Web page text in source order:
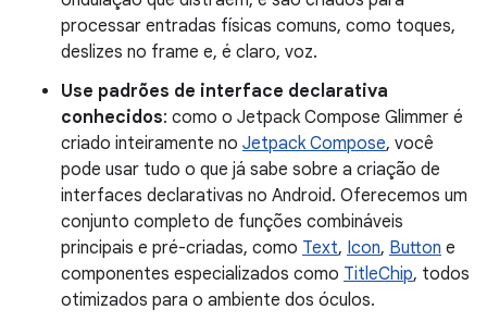
processar entradas físicas comuns, como toques,
deslizes no frame e, é claro, voz.
Use padrões de interface declarativa
conhecidos: como o Jetpack Compose Glimmer é
criado inteiramente no Jetpack Compose, você
pode usar tudo o que já sabe sobre a criação de
interfaces declarativas no Android. Oferecemos um
conjunto completo de funções combináveis
principais e pré-criadas, como Text, Icon, Button e
componentes especializados como TitleChip, todos
otimizados para o ambiente dos óculos.